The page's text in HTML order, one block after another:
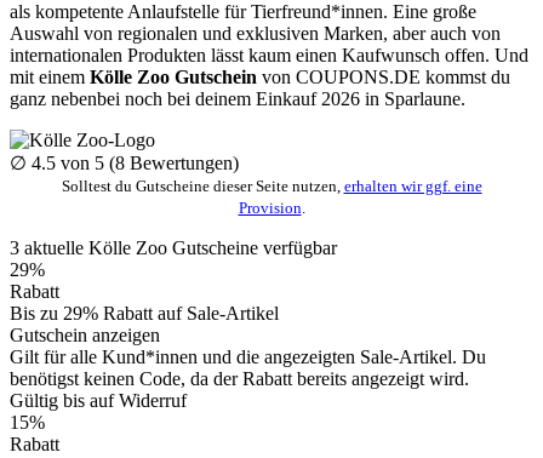
als kompetente Anlaufstelle für Tierfreund*innen. Eine große
Auswahl von regionalen und exklusiven Marken, aber auch von
internationalen Produkten lässt kaum einen Kaufwunsch offen. Und
mit einem Kölle Zoo Gutschein von COUPONS.DE kommst du
ganz nebenbei noch bei deinem Einkauf 2026 in Sparlaune.
∅ 4.5 von 5 (8 Bewertungen)
Solltest du Gutscheine dieser Seite nutzen, erhalten wir ggf. eine
Provision
3 aktuelle Kölle Zoo Gutscheine verfügbar
29%
Rabatt
Bis zu 29% Rabatt auf Sale-Artikel
Gutschein anzeigen
Gilt für alle Kund*innen und die angezeigten Sale-Artikel. Du
benötigst keinen Code, da der Rabatt bereits angezeigt wird.
Gültig bis auf Widerruf
15%
Rabatt